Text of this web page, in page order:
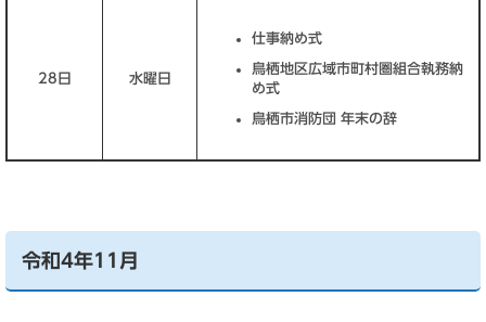
28日 水曜日
仕事納め式
鳥栖地区広域市町村圏組合執務納
め式
鳥栖市消防団 年末の辞
令和4年11月